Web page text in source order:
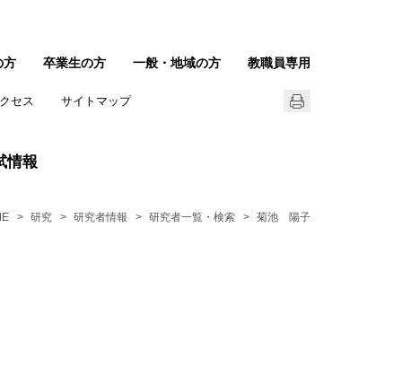
情報
セス サイトマップ
方 卒業生の方 一般・地域の方 教職員専用
研究 研究者情報 研究者一覧・検索 菊池 陽子